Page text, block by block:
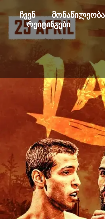
ჩვენ მონაწილეობა
რეიტინგები